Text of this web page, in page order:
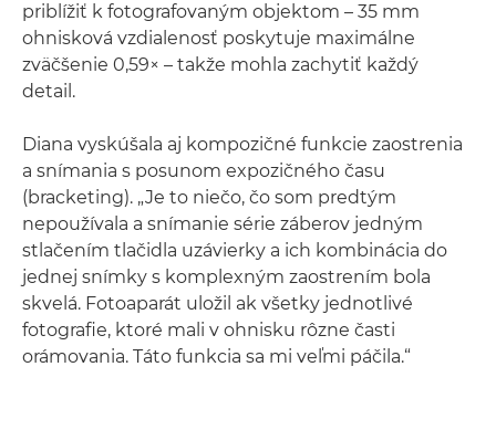
priblížiť k fotografovaným objektom – 35 mm
ohnisková vzdialenosť poskytuje maximálne
zväčšenie 0,59× – takže mohla zachytiť každý
detail.
Diana vyskúšala aj kompozičné funkcie zaostrenia
a snímania s posunom expozičného času
(bracketing). „Je to niečo, čo som predtým
nepoužívala a snímanie série záberov jedným
stlačením tlačidla uzávierky a ich kombinácia do
jednej snímky s komplexným zaostrením bola
skvelá. Fotoaparát uložil ak všetky jednotlivé
fotografie, ktoré mali v ohnisku rôzne časti
orámovania. Táto funkcia sa mi veľmi páčila.“